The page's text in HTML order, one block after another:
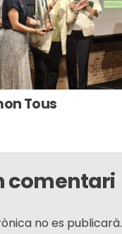
Tous
comentari
no es publicarà.